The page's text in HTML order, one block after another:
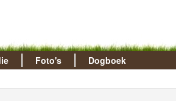
Foto's Dogboek